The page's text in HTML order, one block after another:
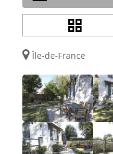
Île-de-France